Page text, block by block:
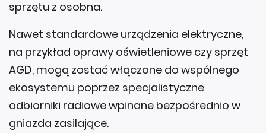
sprzętu z osobna.
Nawet standardowe urządzenia elektryczne,
na przykład oprawy oświetleniowe czy sprzęt
AGD, mogą zostać włączone do wspólnego
ekosystemu poprzez specjalistyczne
odbiorniki radiowe wpinane bezpośrednio w
gniazda zasilające.